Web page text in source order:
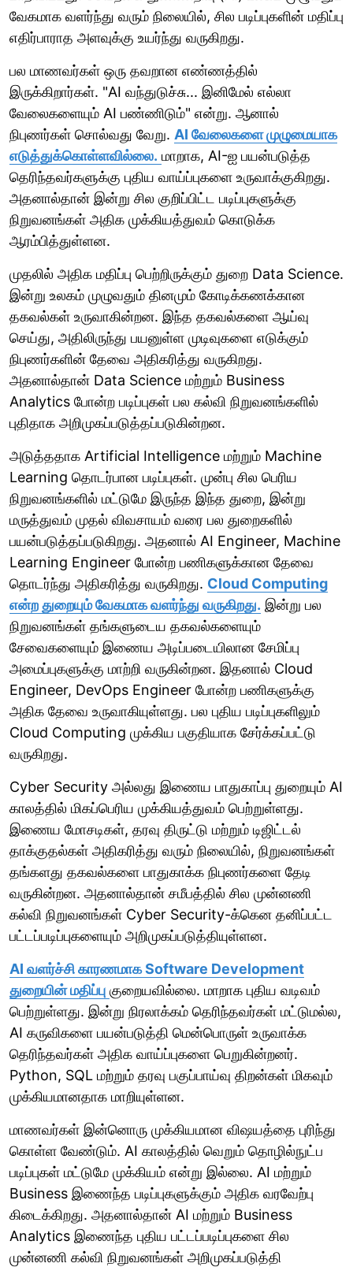
வேகமாக வளர்ந்து வரும் நிலையில், சில படிப்புகளின் மதிப்பு
எதிர்பாராத அளவுக்கு உயர்ந்து வருகிறது.
பல மாணவர்கள் ஒரு தவறான எண்ணத்தில்
இருக்கிறார்கள். "AI வந்துடுச்சு... இனிமேல் எல்லா
வேலைகளையும் AI பண்ணிடும்" என்று. ஆனால்
நிபுணர்கள் சொல்வது வேறு. AI வேலைகளை முழுமையாக
எடுத்துக்கொள்ளவில்லை. மாறாக, AI-ஐ பயன்படுத்த
தெரிந்தவர்களுக்கு புதிய வாய்ப்புகளை உருவாக்குகிறது.
அதனால்தான் இன்று சில குறிப்பிட்ட படிப்புகளுக்கு
நிறுவனங்கள் அதிக முக்கியத்துவம் கொடுக்க
ஆரம்பித்துள்ளன.
முதலில் அதிக மதிப்பு பெற்றிருக்கும் துறை Data Science.
இன்று உலகம் முழுவதும் தினமும் கோடிக்கணக்கான
தகவல்கள் உருவாகின்றன. இந்த தகவல்களை ஆய்வு
செய்து, அதிலிருந்து பயனுள்ள முடிவுகளை எடுக்கும்
நிபுணர்களின் தேவை அதிகரித்து வருகிறது.
அதனால்தான் Data Science மற்றும் Business
Analytics போன்ற படிப்புகள் பல கல்வி நிறுவனங்களில்
புதிதாக அறிமுகப்படுத்தப்படுகின்றன.
அடுத்ததாக Artificial Intelligence மற்றும் Machine
Learning தொடர்பான படிப்புகள். முன்பு சில பெரிய
நிறுவனங்களில் மட்டுமே இருந்த இந்த துறை, இன்று
மருத்துவம் முதல் விவசாயம் வரை பல துறைகளில்
பயன்படுத்தப்படுகிறது. அதனால் AI Engineer, Machine
Learning Engineer போன்ற பணிகளுக்கான தேவை
தொடர்ந்து அதிகரித்து வருகிறது. Cloud Computing
என்ற துறையும் வேகமாக வளர்ந்து வருகிறது. இன்று பல
நிறுவனங்கள் தங்களுடைய தகவல்களையும்
சேவைகளையும் இணைய அடிப்படையிலான சேமிப்பு
அமைப்புகளுக்கு மாற்றி வருகின்றன. இதனால் Cloud
Engineer, DevOps Engineer போன்ற பணிகளுக்கு
அதிக தேவை உருவாகியுள்ளது. பல புதிய படிப்புகளிலும்
Cloud Computing முக்கிய பகுதியாக சேர்க்கப்பட்டு
வருகிறது.
Cyber Security அல்லது இணைய பாதுகாப்பு துறையும் AI
காலத்தில் மிகப்பெரிய முக்கியத்துவம் பெற்றுள்ளது.
இணைய மோசடிகள், தரவு திருட்டு மற்றும் டிஜிட்டல்
தாக்குதல்கள் அதிகரித்து வரும் நிலையில், நிறுவனங்கள்
தங்களது தகவல்களை பாதுகாக்க நிபுணர்களை தேடி
வருகின்றன. அதனால்தான் சமீபத்தில் சில முன்னணி
கல்வி நிறுவனங்கள் Cyber Security-க்கென தனிப்பட்ட
பட்டப்படிப்புகளையும் அறிமுகப்படுத்தியுள்ளன.
AI வளர்ச்சி காரணமாக Software Development
துறையின் மதிப்பு குறையவில்லை. மாறாக புதிய வடிவம்
பெற்றுள்ளது. இன்று நிரலாக்கம் தெரிந்தவர்கள் மட்டுமல்ல,
AI கருவிகளை பயன்படுத்தி மென்பொருள் உருவாக்க
தெரிந்தவர்கள் அதிக வாய்ப்புகளை பெறுகின்றனர்.
Python, SQL மற்றும் தரவு பகுப்பாய்வு திறன்கள் மிகவும்
முக்கியமானதாக மாறியுள்ளன.
மாணவர்கள் இன்னொரு முக்கியமான விஷயத்தை புரிந்து
கொள்ள வேண்டும். AI காலத்தில் வெறும் தொழில்நுட்ப
படிப்புகள் மட்டுமே முக்கியம் என்று இல்லை. AI மற்றும்
Business இணைந்த படிப்புகளுக்கும் அதிக வரவேற்பு
கிடைக்கிறது. அதனால்தான் AI மற்றும் Business
Analytics இணைந்த புதிய பட்டப்படிப்புகளை சில
முன்னணி கல்வி நிறுவனங்கள் அறிமுகப்படுத்தி